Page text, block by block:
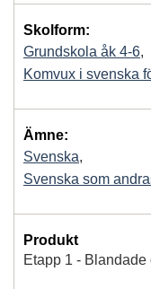
Skolform:
Grundskola åk 4-6,
Komvux i svenska
Ämne:
Svenska,
Svenska som
Produkt
Etapp 1 -